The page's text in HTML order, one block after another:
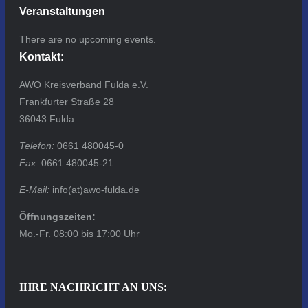
Veranstaltungen
There are no upcoming events.
Kontakt:
AWO Kreisverband Fulda e.V.
Frankfurter Straße 28
36043 Fulda
Telefon: 0661 480045-0
Fax: 0661 480045-21
E-Mail: info(at)awo-fulda.de
Öffnungszeiten:
Mo.-Fr. 08:00 bis 17:00 Uhr
IHRE NACHRICHT AN UNS: